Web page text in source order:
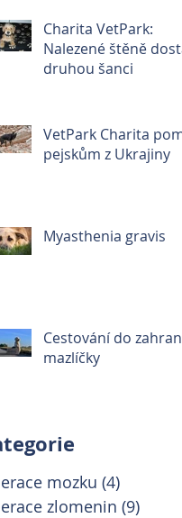
Charita VetPark:
Nalezené štěně
druhou šanci
VetPark Charita
pejskům z Ukrajiny
Myasthenia gravis
Cestování do
mazlíčky
mozku (4)
zlomenin (9)